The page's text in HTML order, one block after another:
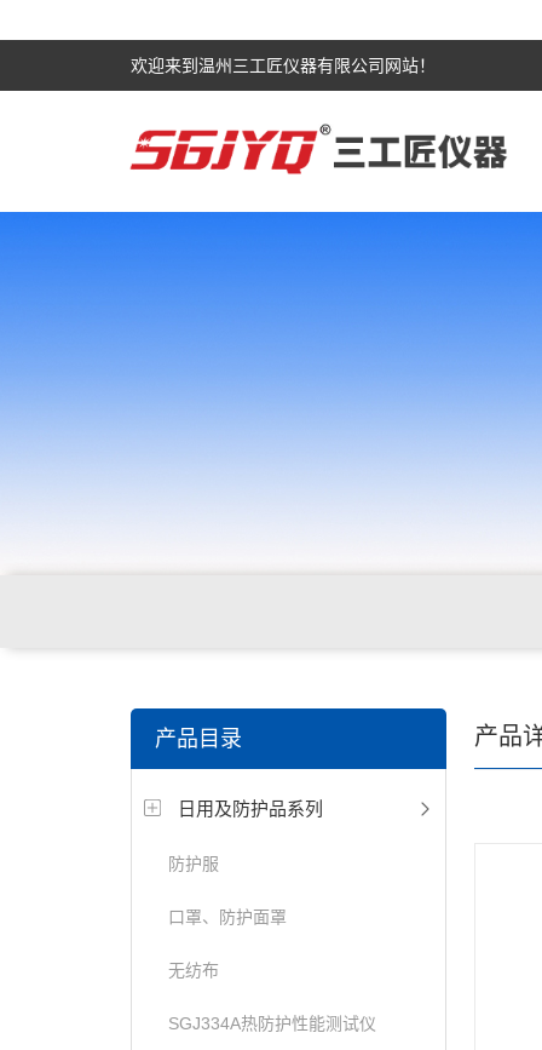
欢迎来到温州三工匠仪器有限公司网站！
电缆，包装材料，箱包等行业
产品目录
日用及防护品系列
防护服
口罩、防护面罩
无纺布
SGJ334A热防护性能测试仪
产品